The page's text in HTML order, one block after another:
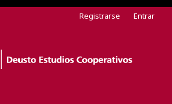
Registrarse Entrar